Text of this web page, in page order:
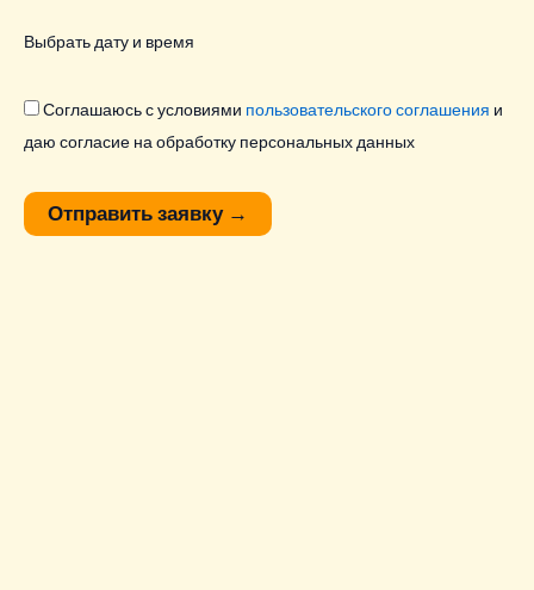
Выбрать дату и время
Соглашаюсь с условиями пользовательского соглашения и
даю согласие на обработку персональных данных
Отправить заявку →